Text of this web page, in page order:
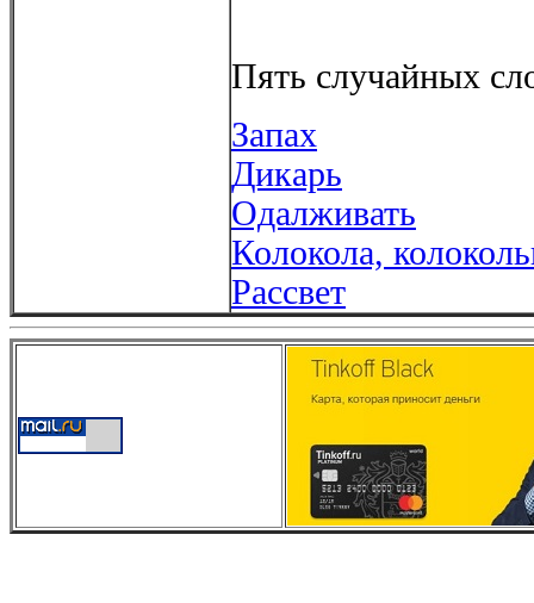
Пять случайных
Запах
Дикарь
Одалживать
Колокола,
Рассвет